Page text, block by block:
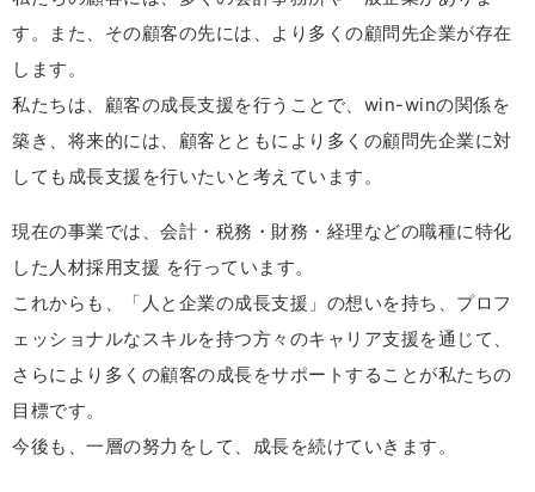
す。また、その顧客の先には、より多くの顧問先企業が存在
します。
私たちは、顧客の成長支援を行うことで、win-winの関係を
築き、将来的には、顧客とともにより多くの顧問先企業に対
しても成長支援を行いたいと考えています。
現在の事業では、会計・税務・財務・経理などの職種に特化
した人材採用支援 を行っています。
これからも、「人と企業の成長支援」の想いを持ち、プロフ
ェッショナルなスキルを持つ方々のキャリア支援を通じて、
さらにより多くの顧客の成長をサポートすることが私たちの
目標です。
今後も、一層の努力をして、成長を続けていきます。